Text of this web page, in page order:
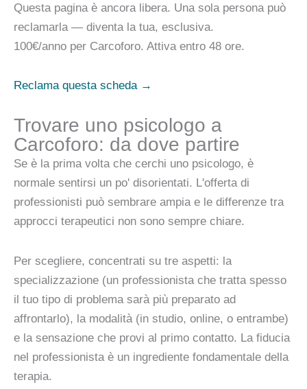
Questa pagina è ancora libera. Una sola persona può
reclamarla — diventa la tua, esclusiva.
100€/anno per Carcoforo. Attiva entro 48 ore.
Reclama questa scheda →
Trovare uno psicologo a
Carcoforo: da dove partire
Se è la prima volta che cerchi uno psicologo, è
normale sentirsi un po' disorientati. L'offerta di
professionisti può sembrare ampia e le differenze tra
approcci terapeutici non sono sempre chiare.
Per scegliere, concentrati su tre aspetti: la
specializzazione (un professionista che tratta spesso
il tuo tipo di problema sarà più preparato ad
affrontarlo), la modalità (in studio, online, o entrambe)
e la sensazione che provi al primo contatto. La fiducia
nel professionista è un ingrediente fondamentale della
terapia.